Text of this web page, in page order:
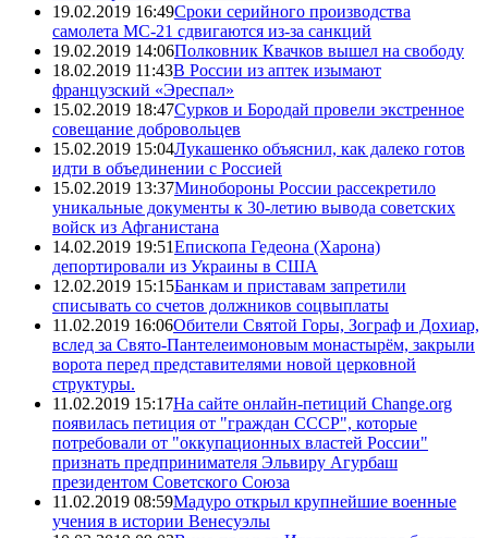
19.02.2019 16:49Сроки серийного производства
самолета МС-21 сдвигаются из-за санкций
19.02.2019 14:06Полковник Квачков вышел на свободу
18.02.2019 11:43В России из аптек изымают
французский «Эреспал»
15.02.2019 18:47Сурков и Бородай провели экстренное
совещание добровольцев
15.02.2019 15:04Лукашенко объяснил, как далеко готов
идти в объединении с Россией
15.02.2019 13:37Минобороны России рассекретило
уникальные документы к 30-летию вывода советских
войск из Афганистана
14.02.2019 19:51Епископа Гедеона (Харона)
депортировали из Украины в США
12.02.2019 15:15Банкам и приставам запретили
списывать со счетов должников соцвыплаты
11.02.2019 16:06Обители Святой Горы, Зограф и Дохиар,
вслед за Свято-Пантелеимоновым монастырём, закрыли
ворота перед представителями новой церковной
структуры.
11.02.2019 15:17На сайте онлайн-петиций Change.org
появилась петиция от "граждан СССР", которые
потребовали от "оккупационных властей России"
признать предпринимателя Эльвиру Агурбаш
президентом Советского Союза
11.02.2019 08:59Мадуро открыл крупнейшие военные
учения в истории Венесуэлы